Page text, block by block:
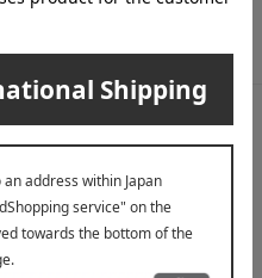
カウント
カウントでは百貨店ならではの